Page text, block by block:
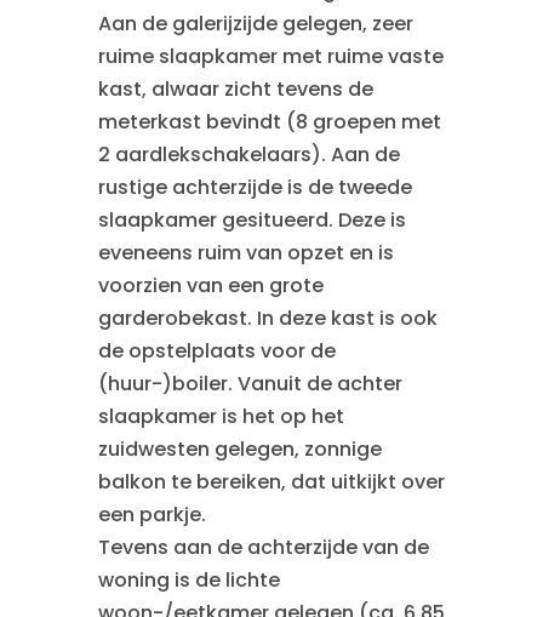
Aan de galerijzijde gelegen, zeer
ruime slaapkamer met ruime vaste
kast, alwaar zicht tevens de
meterkast bevindt (8 groepen met
2 aardlekschakelaars). Aan de
rustige achterzijde is de tweede
slaapkamer gesitueerd. Deze is
eveneens ruim van opzet en is
voorzien van een grote
garderobekast. In deze kast is ook
de opstelplaats voor de
(huur-)boiler. Vanuit de achter
slaapkamer is het op het
zuidwesten gelegen, zonnige
balkon te bereiken, dat uitkijkt over
een parkje.
Tevens aan de achterzijde van de
woning is de lichte